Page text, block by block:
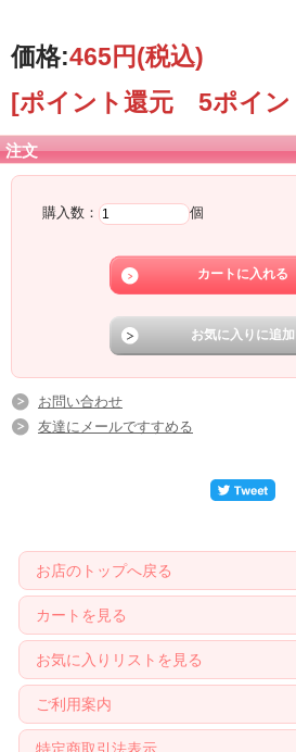
価格:465円(税込)
[ポイント還元 5ポイン
注文
購入数： 個
お問い合わせ
友達にメールですすめる
お店のトップへ戻る
カートを見る
お気に入りリストを見る
ご利用案内